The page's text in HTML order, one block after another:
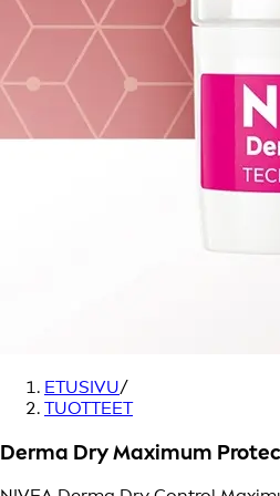
ETUSIVU/
TUOTTEET
Derma Dry Maximum